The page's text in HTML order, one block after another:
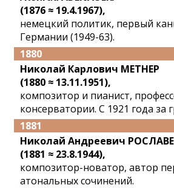
(1876 ≈ 19.4.1967),
немецкий политик, первый
Германии (1949-63).
1880
Николай Карлович МЕТНЕР
(1880 ≈ 13.11.1951),
композитор и пианист,
консерватории. С 1921 года за
1881
Николай Андреевич
(1881 ≈ 23.8.1944),
композитор-новатор, автор
атональных сочинений.